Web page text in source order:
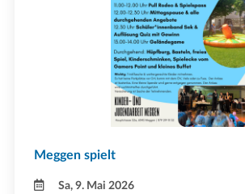
Meggen spielt
Sa, 9. Mai 2026